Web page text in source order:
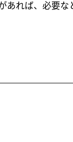
あれば、必要